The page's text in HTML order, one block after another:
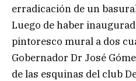
erradicación de un
Luego de haber
pintoresco mural a dos
Gobernador Dr José
de las esquinas del club